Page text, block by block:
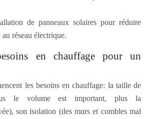
de panneaux solaires pour réduire
réseau électrique.
en chauffage pour un
les besoins en chauffage: la taille de
le volume est important, plus la
son isolation (des murs et combles mal